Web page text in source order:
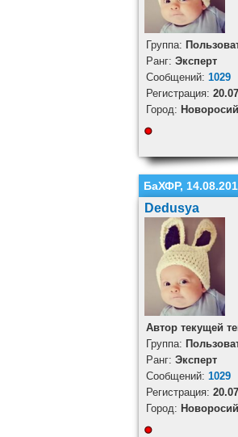
Группа:
Ранг: Эксперт
Cообщений: 1029
Регистрация:
Город:
БаХФР,
Dedusya
Автор текущей
Группа:
Ранг: Эксперт
Cообщений: 1029
Регистрация:
Город: